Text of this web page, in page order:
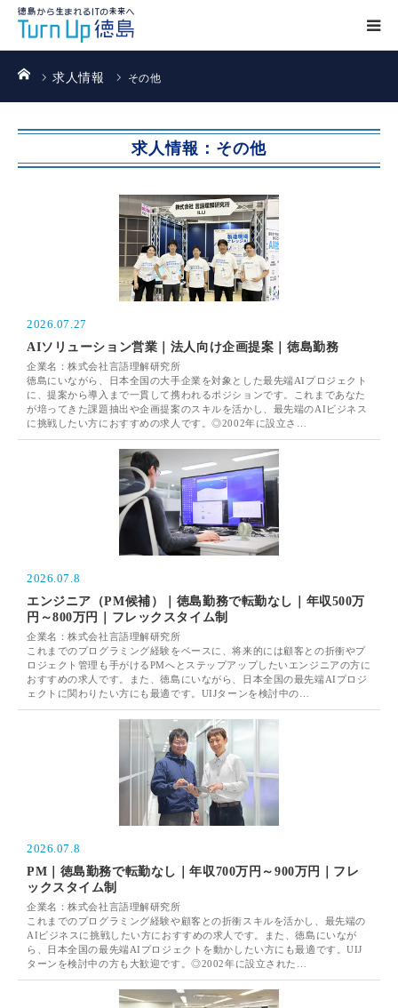
ホーム求人情報 その他
求人情報：その他
2026.07.27
AIソリューション営業｜法人向け企画提案｜徳島勤務
企業名：株式会社言語理解研究所
徳島にいながら、日本全国の大手企業を対象とした最先端AIプロジェクト
に、提案から導入まで一貫して携われるポジションです。これまであなた
が培ってきた課題抽出や企画提案のスキルを活かし、最先端のAIビジネス
に挑戦したい方におすすめの求人です。◎2002年に設立さ…
2026.07.8
エンジニア（PM候補）｜徳島勤務で転勤なし｜年収500万
円～800万円｜フレックスタイム制
企業名：株式会社言語理解研究所
これまでのプログラミング経験をベースに、将来的には顧客との折衝やプ
ロジェクト管理も手がけるPMへとステップアップしたいエンジニアの方に
おすすめの求人です。また、徳島にいながら、日本全国の最先端AIプロジ
ェクトに関わりたい方にも最適です。UIJターンを検討中の…
2026.07.8
PM｜徳島勤務で転勤なし｜年収700万円～900万円｜フレ
ックスタイム制
企業名：株式会社言語理解研究所
これまでのプログラミング経験や顧客との折衝スキルを活かし、最先端の
AIビジネスに挑戦したい方におすすめの求人です。また、徳島にいなが
ら、日本全国の最先端AIプロジェクトを動かしたい方にも最適です。UIJ
ターンを検討中の方も大歓迎です。◎2002年に設立された…